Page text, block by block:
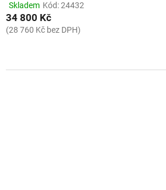
Průměrné
hodnocení
produktu
Skladem Kód:24432
34 800 Kč
(28 760 Kč bez DPH)